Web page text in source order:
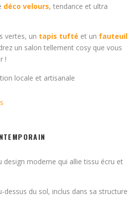
déco velours, tendance et ultra
vertes, un tapis tufté et un fauteuil
un salon tellement cosy que vous
!
locale et artisanale
design moderne qui allie tissu écru et
dessus du sol, inclus dans sa structure